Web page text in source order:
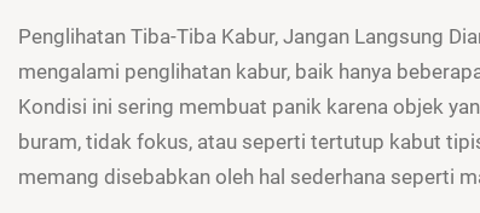
Penglihatan Tiba-Tiba Kabur, Jangan Langsung
mengalami penglihatan kabur, baik hanya
Kondisi ini sering membuat panik karena objek
buram, tidak fokus, atau seperti tertutup kabut
memang disebabkan oleh hal sederhana seperti